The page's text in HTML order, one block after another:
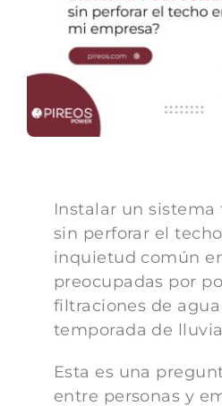
Instalar un sistema
sin perforar el
inquietud común
preocupadas por
filtraciones de
temporada de
Esta es una
entre personas y